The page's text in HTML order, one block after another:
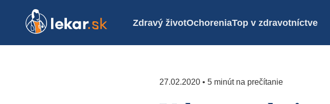
Zdravý životOchoreniaTop v zdravotníctve
27.02.2020 • 5 minút na prečítanie